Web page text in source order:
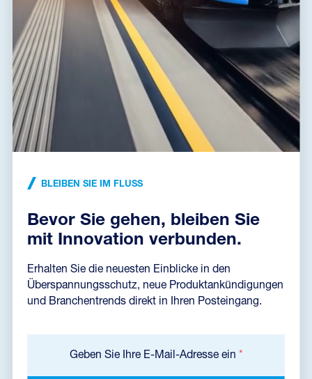
Konformitätserklärung (165,1 kB)
Installationsanleitung (438,5 kB)
Datenblatt
BLEIBEN SIE IM FLUSS
Bevor Sie gehen, bleiben Sie
mit Innovation verbunden.
Erhalten Sie die neuesten Einblicke in den
Überspannungsschutz, neue Produktankündigungen
und Branchentrends direkt in Ihren Posteingang.
Geben Sie Ihre E-Mail-Adresse ein *